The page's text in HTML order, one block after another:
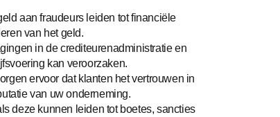
aan fraudeurs leiden tot financiële
van het geld.
in de crediteurenadministratie en
kan veroorzaken.
ervoor dat klanten het vertrouwen in
van uw onderneming.
deze kunnen leiden tot boetes, sancties